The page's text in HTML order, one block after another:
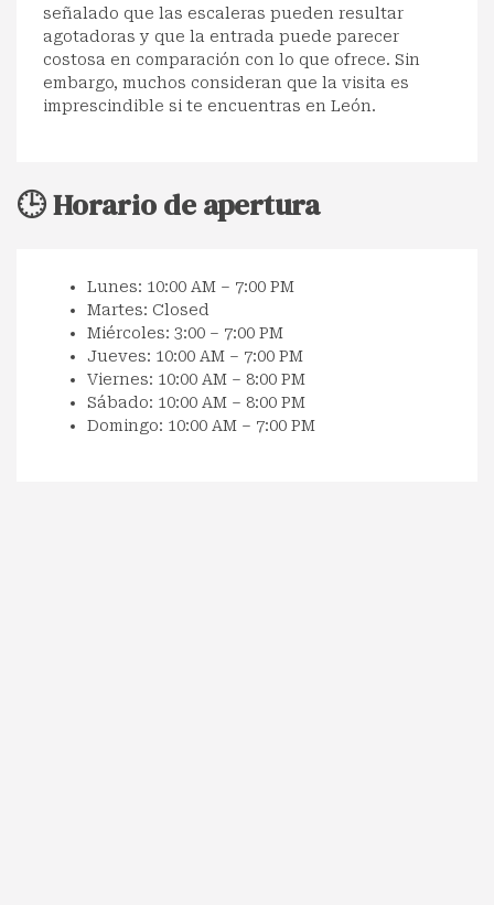
señalado que las escaleras pueden resultar
agotadoras y que la entrada puede parecer
costosa en comparación con lo que ofrece. Sin
embargo, muchos consideran que la visita es
imprescindible si te encuentras en León.
🕒 Horario de apertura
Lunes: 10:00 AM – 7:00 PM
Martes: Closed
Miércoles: 3:00 – 7:00 PM
Jueves: 10:00 AM – 7:00 PM
Viernes: 10:00 AM – 8:00 PM
Sábado: 10:00 AM – 8:00 PM
Domingo: 10:00 AM – 7:00 PM